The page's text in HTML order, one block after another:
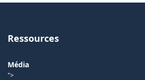
Ressources
Média
">